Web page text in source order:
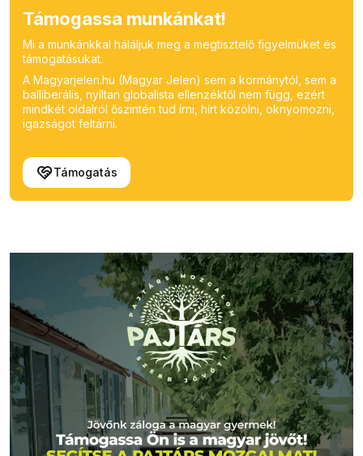
Támogassa munkánkat!
Mi a munkánkkal háláljuk meg a megtisztelő figyelmüket és
támogatásukat.
A Magyarjelen.hu (Magyar Jelen) sem a kormánytól, sem a
balliberális, nyíltan globalista ellenzéktől nem függ, ezért
mindkét oldalról őszintén tud írni, hírt közölni, oknyomozni,
igazságot feltárni.
Támogatás